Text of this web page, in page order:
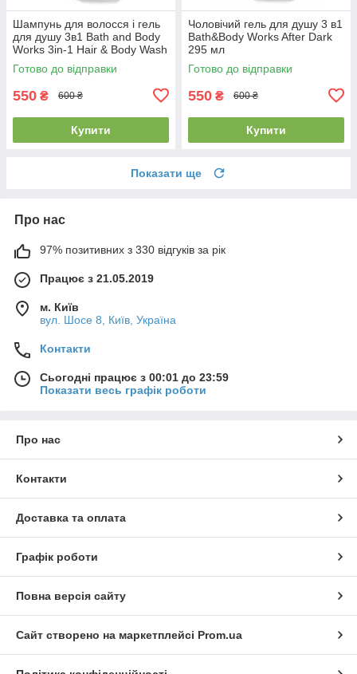
Шампунь для волосся і гель
для душу 3в1 Bath and Body
Works 3in-1 Hair & Body Wash
Ocean
Готово до відправки
550 ₴ 600 ₴
Купити
Чоловічий гель для душу 3 в1
Bath&Body Works After Dark
295 мл
Готово до відправки
550 ₴ 600 ₴
Купити
Показати ще
Про нас
97% позитивних з 330 відгуків за рік
Працює з 21.05.2019
м. Київ
вул. Шосе 8, Київ, Україна
Контакти
Сьогодні працює з 00:01 до 23:59
Показати весь графік роботи
Про нас
Контакти
Доставка та оплата
Графік роботи
Повна версія сайту
Сайт створено на маркетплейсі Prom.ua